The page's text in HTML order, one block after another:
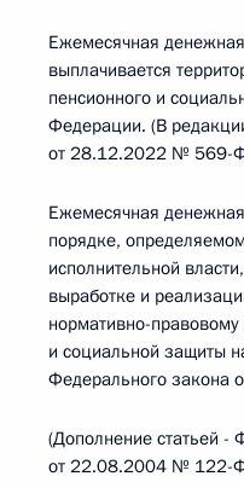
Ежемесячная
выплачивается
пенсионного и
Федерации. (В
от 28.12.2022 № 569-
Ежемесячная
порядке,
исполнительной
выработке и
нормативно-
и социальной защиты
Федерального
(Дополнение статьей -
от 22.08.2004 № 122-